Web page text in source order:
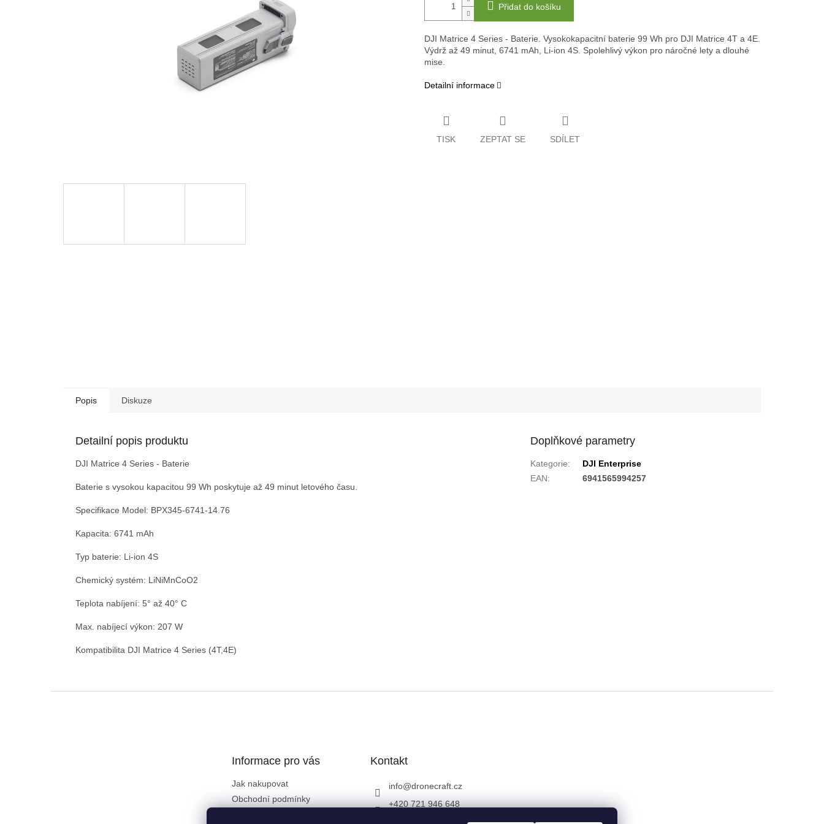
Přidat do košíku
DJI Matrice 4 Series - Baterie. Vysokokapacitní baterie 99 Wh pro DJI Matrice 4T a 4E.
Výdrž až 49 minut, 6741 mAh, Li-ion 4S. Spolehlivý výkon pro náročné lety a dlouhé
mise.
Detailní informace
TISK ZEPTAT SE SDÍLET
Popis Diskuze
Detailní popis produktu
DJI Matrice 4 Series - Baterie
Baterie s vysokou kapacitou 99 Wh poskytuje až 49 minut letového času.
Specifikace Model: BPX345-6741-14.76
Kapacita: 6741 mAh
Typ baterie: Li-ion 4S
Chemický systém: LiNiMnCoO2
Teplota nabíjení: 5° až 40° C
Max. nabíjecí výkon: 207 W
Kompatibilita DJI Matrice 4 Series (4T,4E)
Doplňkové parametry
Kategorie:
DJI Enterprise
EAN: 6941565994257
Informace pro vás
Jak nakupovat
Obchodní podmínky
Kontakt
info@dronecraft.cz
+420 721 946 648
https://www.facebook.co